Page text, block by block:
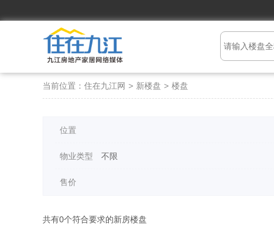
当前位置： 住在九江网 > 新楼盘 > 楼盘
位置
物业类型 不限
售价
共有0个符合要求的新房楼盘